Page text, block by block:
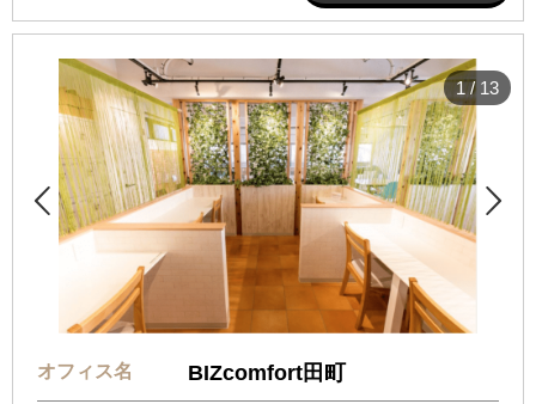
 
1/ 13
オフィス名 BIZcomfort田町